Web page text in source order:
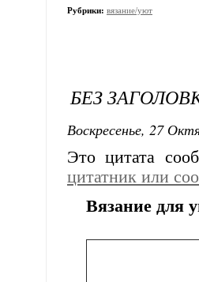
Рубрики: вязание/уют
БЕЗ
Воскресенье, 27
Это цитата
цитатник или
Вязание для